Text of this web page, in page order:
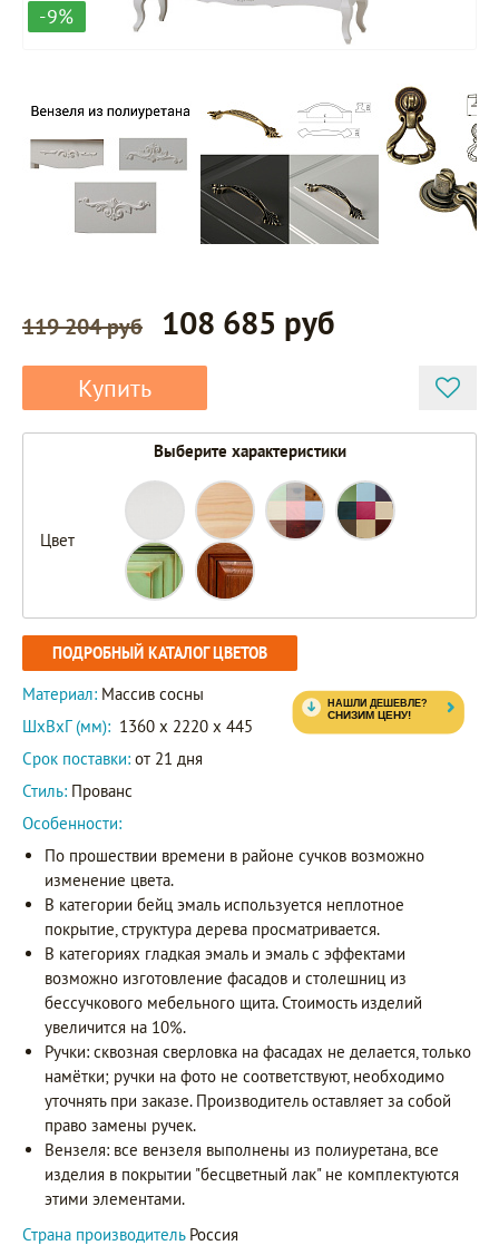
-9%
119 204 руб 108 685 руб
Купить
Выберите характеристики
Цвет
ПОДРОБНЫЙ КАТАЛОГ ЦВЕТОВ
Материал: Массив сосны
ШxВxГ (мм): 1360 x 2220 x 445
Срок поставки: от 21 дня
Стиль: Прованс
Особенности:
По прошествии времени в районе сучков возможно
изменение цвета.
В категории бейц эмаль используется неплотное
покрытие, структура дерева просматривается.
В категориях гладкая эмаль и эмаль с эффектами
возможно изготовление фасадов и столешниц из
бессучкового мебельного щита. Стоимость изделий
увеличится на 10%.
Ручки: сквозная сверловка на фасадах не делается, только
намётки; ручки на фото не соответствуют, необходимо
уточнять при заказе. Производитель оставляет за собой
право замены ручек.
Вензеля: все вензеля выполнены из полиуретана, все
изделия в покрытии "бесцветный лак" не комплектуются
этими элементами.
Страна производитель Россия